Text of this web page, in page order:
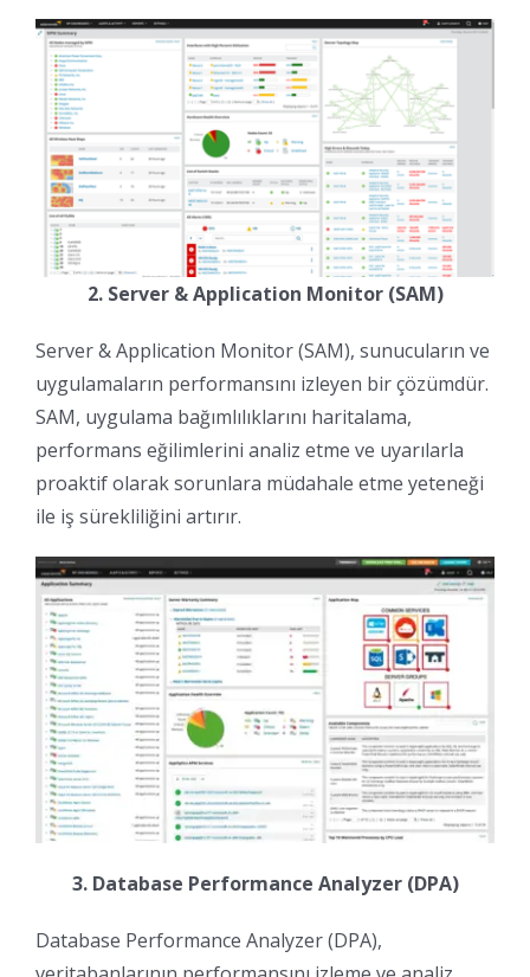
2. Server & Application Monitor (SAM)
Server & Application Monitor (SAM), sunucuların ve
uygulamaların performansını izleyen bir çözümdür.
SAM, uygulama bağımlılıklarını haritalama,
performans eğilimlerini analiz etme ve uyarılarla
proaktif olarak sorunlara müdahale etme yeteneği
ile iş sürekliliğini artırır.
3. Database Performance Analyzer (DPA)
Database Performance Analyzer (DPA),